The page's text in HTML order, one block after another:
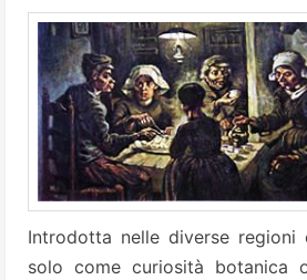
Introdotta nelle diverse regioni
solo come curiosità botanica